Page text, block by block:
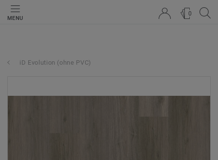
MENU
0
iD Evolution (ohne PVC)